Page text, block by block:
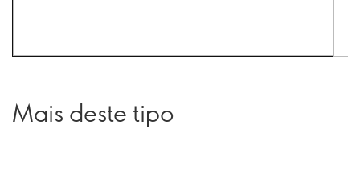
Mais deste tipo